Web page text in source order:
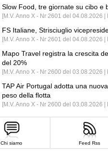
Slow Food, tre giornate su cibo e
[M.V. Anno X - Nr 2601 del 04.08.2026 |
FS Italiane, Strisciuglio
[M.V. Anno X - Nr 2601 del 04.08.2026 |
Mapo Travel registra la crescita
del 20%
[M.V. Anno X - Nr 2600 del 03.08.2026 |
TAP Air Portugal adotta una
peso della flotta
[M.V. Anno X - Nr 2600 del 03.08.2026
Chi siamo Feed Rss